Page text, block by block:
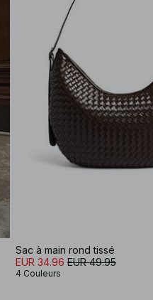
Sac à main rond tissé
EUR 34.96 EUR 49.95
4 Couleurs